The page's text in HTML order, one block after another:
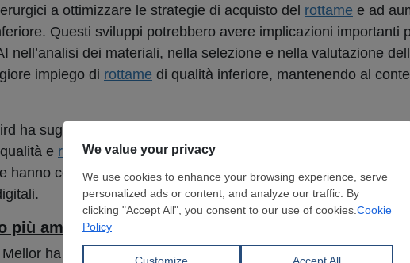
a ottimizzare le strategie di acquisto del rottame e ad
Questi sviluppi potrebbero avere implicazioni importanti
nell’analisi dei materiali, nella selezione e nella valutazione
impiego di rottame di qualità inferiore, mantenendo al
ha suggerito che l’AI potrebbe in futuro contribuire a colmare
e rottamedi qualità inferiore, liberando ulteriore
hanno concordato sul fatto che tali sviluppi siano sempre più
più ampio per i riciclatori
ha osservato che gli operatori di mercato tendono